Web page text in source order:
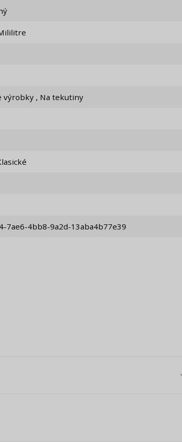
výrobky , Na tekutiny
7ae6-4bb8-9a2d-13aba4b77e39